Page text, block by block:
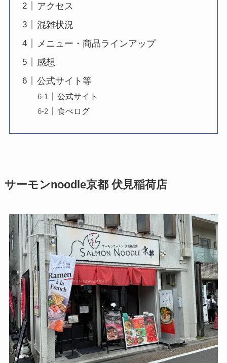
アクセス
混雑状況
メニュー・商品ラインアップ
感想
公式サイト等
公式サイト
食べログ
サーモンnoodle京都 伏見稲荷店